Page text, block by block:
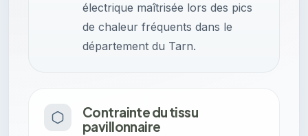
électrique maîtrisée lors des pics
de chaleur fréquents dans le
département du Tarn.
Contrainte du tissu
pavillonnaire